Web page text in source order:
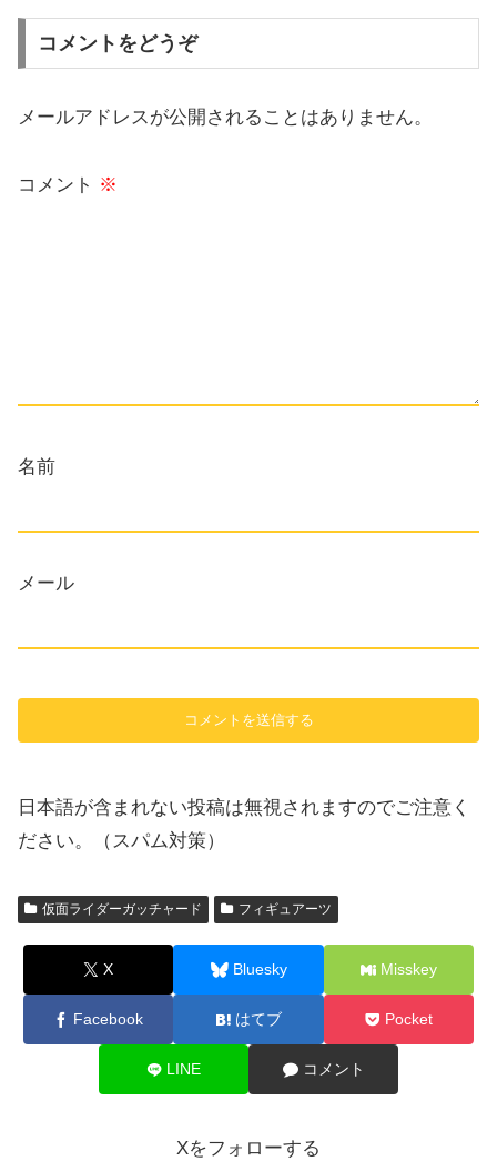
コメントをどうぞ
メールアドレスが公開されることはありません。
コメント ※
名前
メール
日本語が含まれない投稿は無視されますのでご注意く
ださい。（スパム対策）
仮面ライダーガッチャード フィギュアーツ
X Bluesky Misskey
Facebook はてブ Pocket
LINE コメント
Xをフォローする